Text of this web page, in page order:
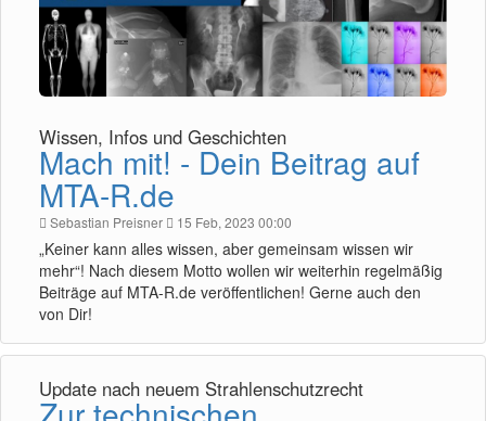
Wissen, Infos und Geschichten
Mach mit! - Dein Beitrag auf
MTA-R.de
Sebastian Preisner 15 Feb, 2023 00:00
„Keiner kann alles wissen, aber gemeinsam wissen wir
mehr“! Nach diesem Motto wollen wir weiterhin regelmäßig
Beiträge auf MTA-R.de veröffentlichen! Gerne auch den
von Dir!
Update nach neuem Strahlenschutzrecht